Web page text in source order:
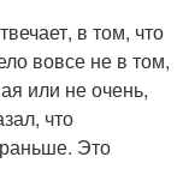
в том, что
вовсе не в том,
или не очень,
что
Это